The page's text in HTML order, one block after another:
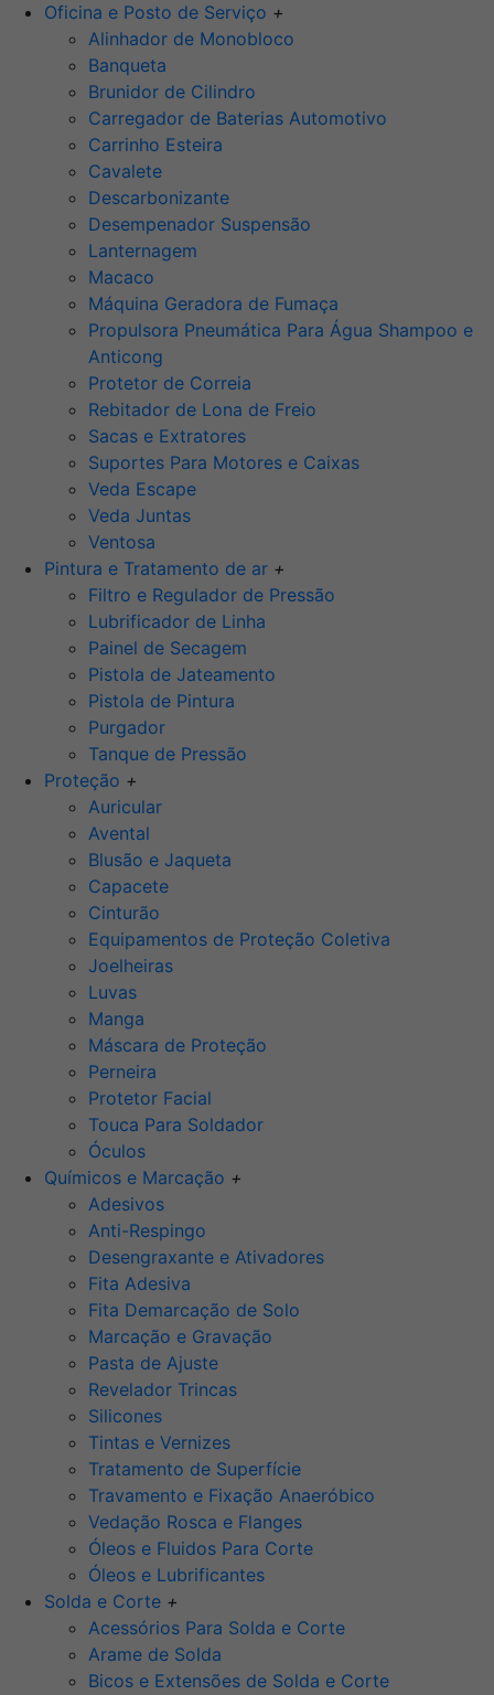
Oficina e Posto de Serviço +
Alinhador de Monobloco
Banqueta
Brunidor de Cilindro
Carregador de Baterias Automotivo
Carrinho Esteira
Cavalete
Descarbonizante
Desempenador Suspensão
Lanternagem
Macaco
Máquina Geradora de Fumaça
Propulsora Pneumática Para Água Shampoo e
Anticong
Protetor de Correia
Rebitador de Lona de Freio
Sacas e Extratores
Suportes Para Motores e Caixas
Veda Escape
Veda Juntas
Ventosa
Pintura e Tratamento de ar +
Filtro e Regulador de Pressão
Lubrificador de Linha
Painel de Secagem
Pistola de Jateamento
Pistola de Pintura
Purgador
Tanque de Pressão
Proteção +
Auricular
Avental
Blusão e Jaqueta
Capacete
Cinturão
Equipamentos de Proteção Coletiva
Joelheiras
Luvas
Manga
Máscara de Proteção
Perneira
Protetor Facial
Touca Para Soldador
Óculos
Químicos e Marcação +
Adesivos
Anti-Respingo
Desengraxante e Ativadores
Fita Adesiva
Fita Demarcação de Solo
Marcação e Gravação
Pasta de Ajuste
Revelador Trincas
Silicones
Tintas e Vernizes
Tratamento de Superfície
Travamento e Fixação Anaeróbico
Vedação Rosca e Flanges
Óleos e Fluidos Para Corte
Óleos e Lubrificantes
Solda e Corte +
Acessórios Para Solda e Corte
Arame de Solda
Bicos e Extensões de Solda e Corte